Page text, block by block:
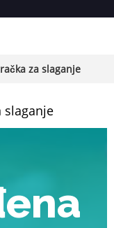
za slaganje
slaganje